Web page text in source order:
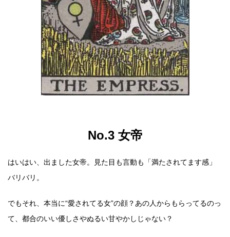
No.3 女帝
はいはい、出ました女帝。見た目も言動も「満たされてます感」
バリバリ。
でもそれ、本当に“愛されてる女”の顔？あの人からもらってるのっ
て、都合のいい優しさやぬるい甘やかしじゃない？